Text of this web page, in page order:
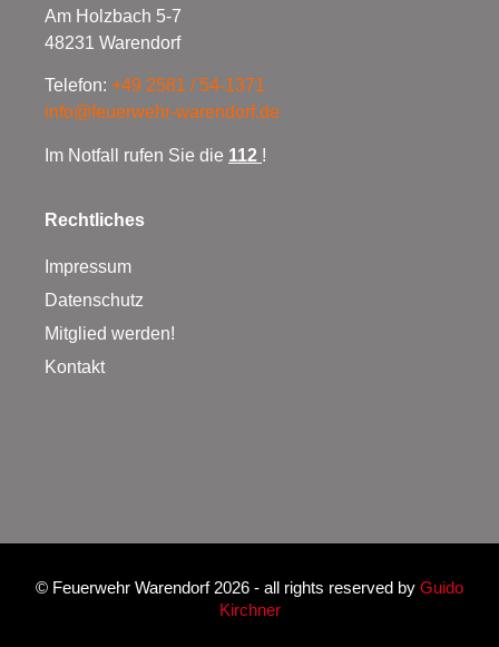
Am Holzbach 5-7
48231 Warendorf
Telefon: +49 2581 / 54-1371
info@feuerwehr-warendorf.de
Im Notfall rufen Sie die 112 !
Rechtliches
Impressum
Datenschutz
Mitglied werden!
Kontakt
© Feuerwehr Warendorf 2026 - all rights reserved by Guido
Kirchner